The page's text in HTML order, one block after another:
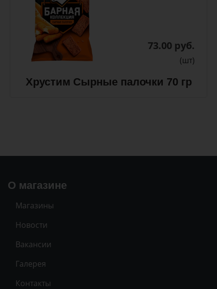
73.00 руб.
(шт)
Хрустим Сырные палочки 70 гр
О магазине
Магазины
Новости
Вакансии
Галерея
Контакты